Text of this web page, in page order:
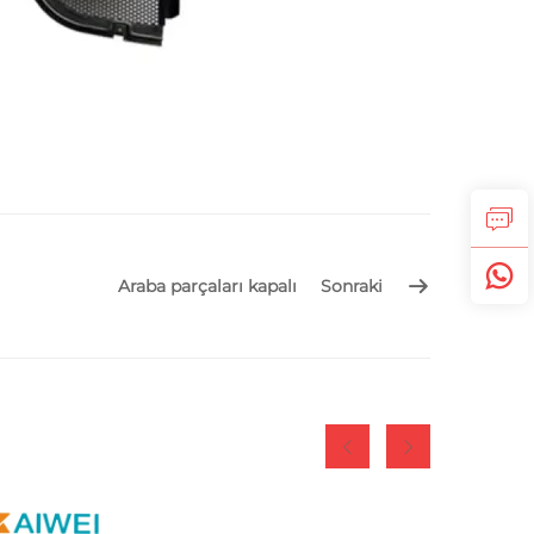
Araba parçaları kapalı Sonraki